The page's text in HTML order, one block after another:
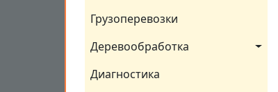
Грузоперевозки
Деревообработка
Диагностика